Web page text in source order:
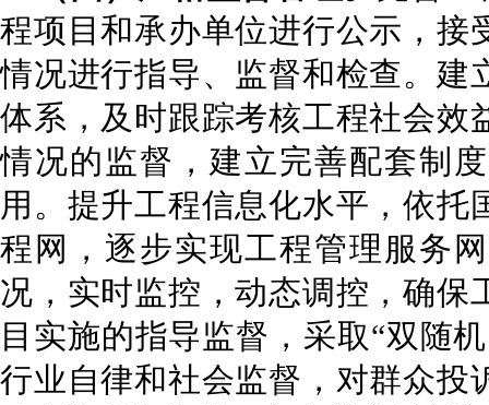
程项目和承办单位进行公示，接
情况进行指导、监督和检查。建
体系，及时跟踪考核工程社会效
情况的监督，建立完善配套制
用。提升工程信息化水平，依托
程网，逐步实现工程管理服务
况，实时监控，动态调控，确保
目实施的指导监督，采取“双随
行业自律和社会监督，对群众投